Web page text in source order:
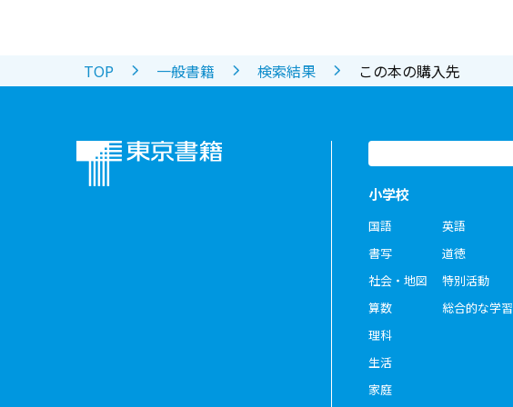
TOP 一般書籍 検索結果 この本の購入先
小学校
国語
書写
社会・地図
算数
理科
生活
家庭
英語
道徳
特別活動
総合的な学習